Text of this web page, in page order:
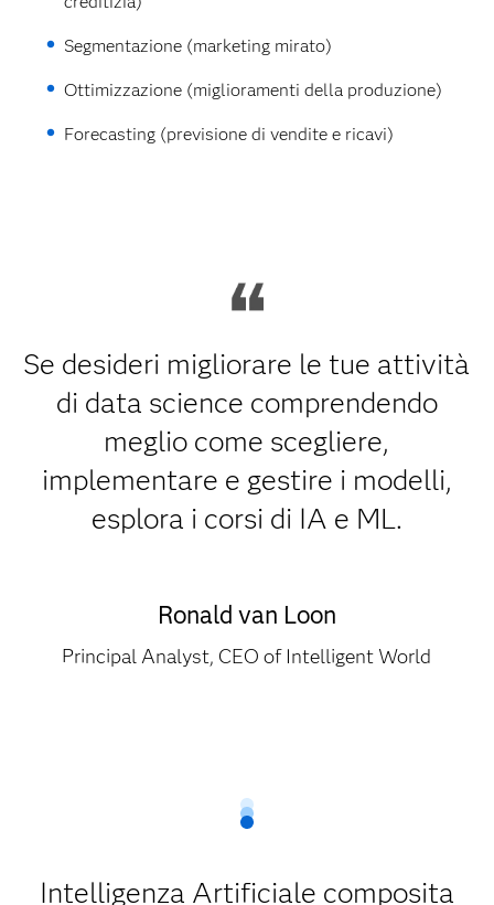
Segmentazione (marketing mirato)
Ottimizzazione (miglioramenti della produzione)
Forecasting (previsione di vendite e ricavi)
Se desideri migliorare le tue attività
di data science comprendendo
meglio come scegliere,
implementare e gestire i modelli,
esplora i corsi di IA e ML.
Ronald van Loon
Principal Analyst, CEO of Intelligent World
Intelligenza Artificiale composita